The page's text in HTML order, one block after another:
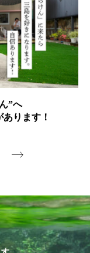
ん”へ
ります！